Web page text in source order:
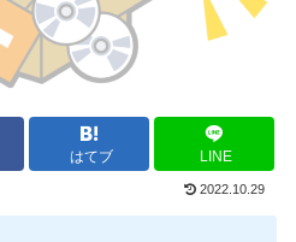
はてブ LINE
2022.10.29